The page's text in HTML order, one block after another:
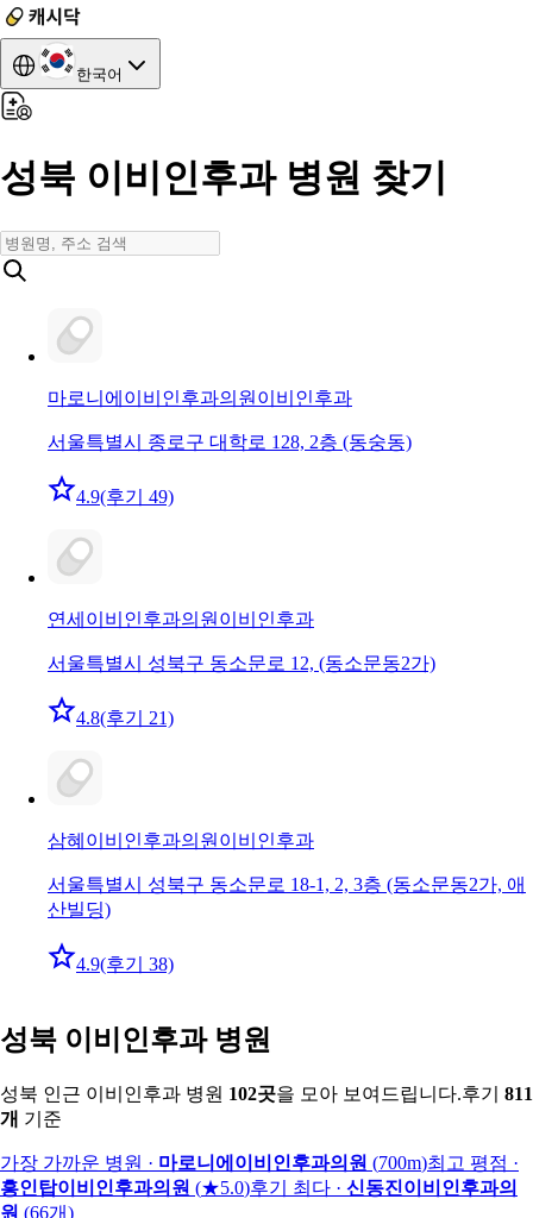
한국어
성북 이비인후과 병원 찾기
마로니에이비인후과의원 이비인후과
서울특별시 종로구 대학로 128, 2층 (동숭동)
4.9(후기 49)
연세이비인후과의원 이비인후과
서울특별시 성북구 동소문로 12, (동소문동2가)
4.8(후기 21)
삼혜이비인후과의원 이비인후과
서울특별시 성북구 동소문로 18-1, 2, 3층 (동소문동2가, 애
산빌딩)
4.9(후기 38)
성북 이비인후과 병원
성북 인근 이비인후과 병원 102곳을 모아 보여드립니다.후기
811
개 기준
가장 가까운 병원 · 마로니에이비인후과의원 (700m)최고 평점 ·
흥인탑이비인후과의원 (★5.0)후기 최다 · 신동진이비인후과의
원 (66개)